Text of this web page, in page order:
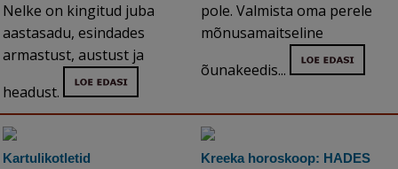
Nelke on kingitud juba
aastasadu, esindades
armastust, austust ja
headust.
pole. Valmista oma perele
mõnusamaitseline
õunakeedis...
Kartulikotletid
Kreeka horoskoop: HADES